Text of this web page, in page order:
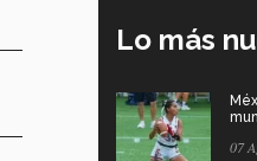
Lo más
07